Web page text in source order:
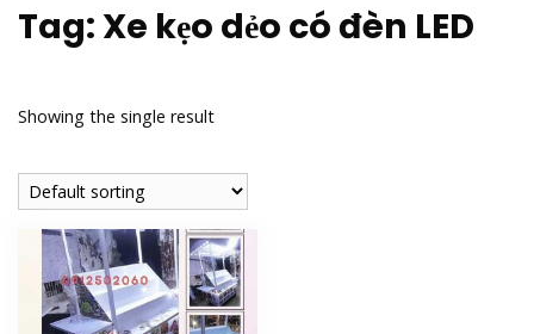
Tag: Xe kẹo dẻo có đèn LED
Showing the single result